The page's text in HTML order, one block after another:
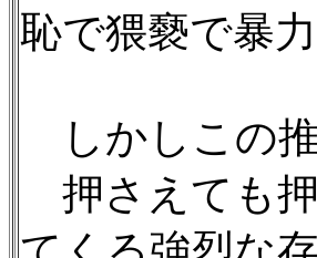
恥で猥褻で暴力
しかしこの
押さえても